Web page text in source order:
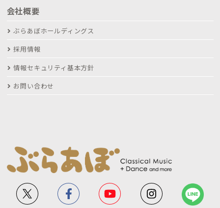
会社概要
ぶらあぼホールディングス
採用情報
情報セキュリティ基本方針
お問い合わせ